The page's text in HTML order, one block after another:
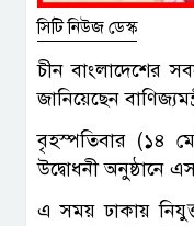
সিটি নিউজ ডেস্ক
চীন বাংলাদেশের
জানিয়েছেন
‎বৃহস্পতিবার (১৪
উদ্বোধনী অনুষ্ঠানে
এ সময় ঢাকায়